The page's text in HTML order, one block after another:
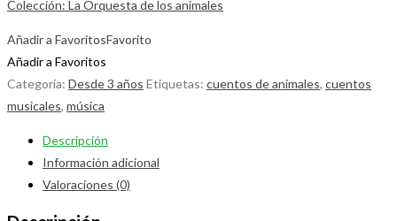
Colección: La Orquesta de los animales
Añadir a FavoritosFavorito
Añadir a Favoritos
Categoría: Desde 3 años Etiquetas: cuentos de animales, cuentos
musicales, música
Descripción
Información adicional
Valoraciones (0)